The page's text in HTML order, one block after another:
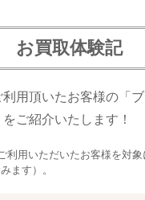
お買取体験記
用頂いたお客様の「
ご紹介いたします！
利用いただいたお客様を対象
ます）。